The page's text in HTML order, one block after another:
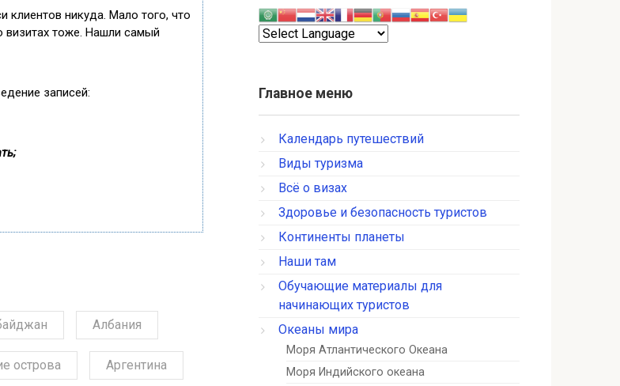
клиентов никуда. Мало того, что
визитах тоже. Нашли самый
записей:
Албания
острова Аргентина
Главное меню
Календарь путешествий
Виды туризма
Всё о визах
Здоровье и безопасность туристов
Континенты планеты
Наши там
Обучающие материалы для
начинающих туристов
Океаны мира
Моря Атлантического Океана
Моря Индийского океана